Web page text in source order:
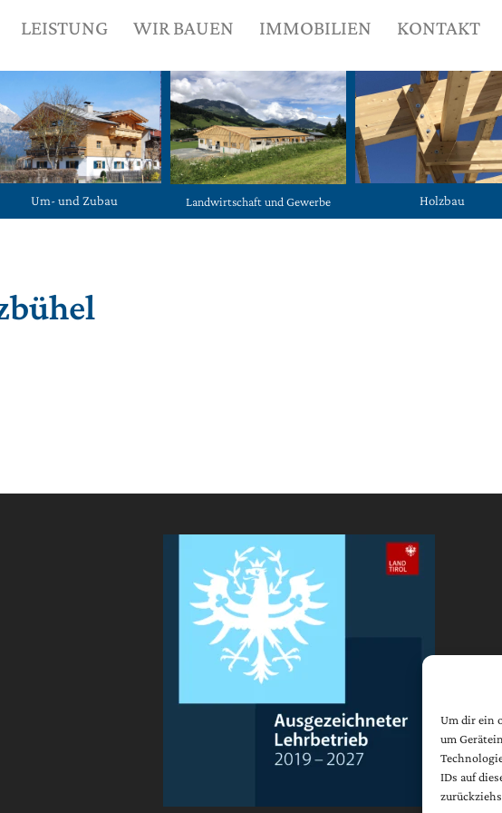
Um dir ein
um
IDs auf
LEISTUNG WIR BAUEN IMMOBILIEN KONTAKT
Um- und Zubau Landwirtschaft und Gewerbe Holzbau